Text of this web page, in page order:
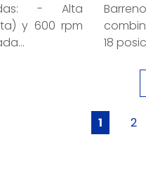
- Alta
y 600 rpm
18
1 2